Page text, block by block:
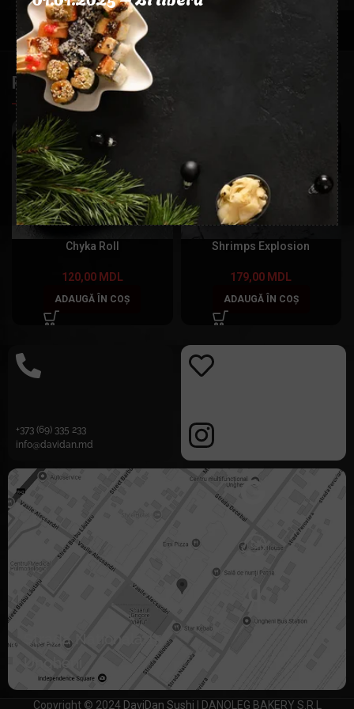
PRODUSE SIMILARE
Chyka Roll
120,00 MDL
ADAUGĂ ÎN COȘ
Shrimps Explosion
179,00 MDL
ADAUGĂ ÎN COȘ
+373 (69) 335 233
info@davidan.md
Strada Nationala 15
Copyright © 2024 DaviDan Sushi | DANOLEG BAKERY S.R.L